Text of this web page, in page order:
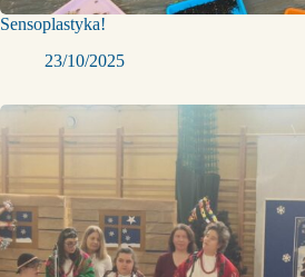
Sensoplastyka!
23/10/2025